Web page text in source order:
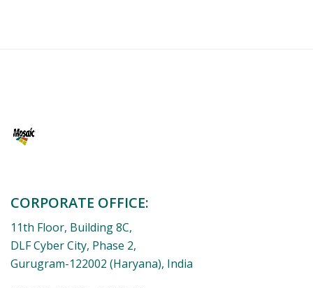
CORPORATE OFFICE:
11th Floor, Building 8C,
DLF Cyber City, Phase 2,
Gurugram-122002 (Haryana), India